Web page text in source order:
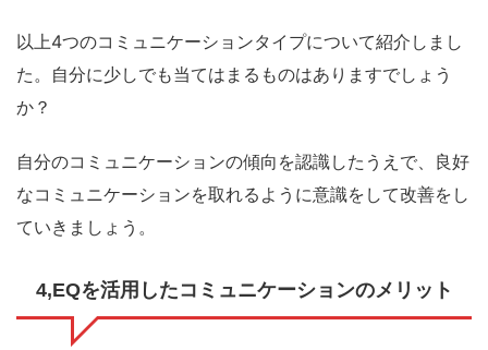
以上4つのコミュニケーションタイプについて紹介しまし
た。自分に少しでも当てはまるものはありますでしょう
か？
自分のコミュニケーションの傾向を認識したうえで、良好
なコミュニケーションを取れるように意識をして改善をし
ていきましょう。
4,EQを活用したコミュニケーションのメリット